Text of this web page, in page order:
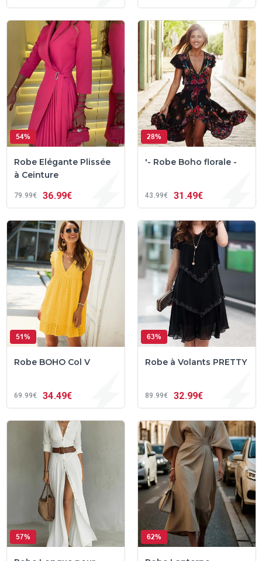
54%
Robe Elégante Plissée
à Ceinture
79 99€ 36 99€
28%
'- Robe Boho florale -
43 99€ 31 49€
51%
Robe BOHO Col V
69 99€ 34 49€
63%
Robe à Volants PRETTY
89 99€ 32 99€
57% 62%